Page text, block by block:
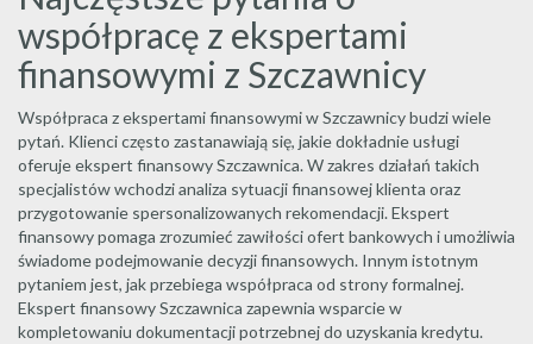
współpracę z ekspertami
finansowymi z Szczawnicy
Współpraca z ekspertami finansowymi w Szczawnicy budzi wiele
pytań. Klienci często zastanawiają się, jakie dokładnie usługi
oferuje ekspert finansowy Szczawnica. W zakres działań takich
specjalistów wchodzi analiza sytuacji finansowej klienta oraz
przygotowanie spersonalizowanych rekomendacji. Ekspert
finansowy pomaga zrozumieć zawiłości ofert bankowych i umożliwia
świadome podejmowanie decyzji finansowych. Innym istotnym
pytaniem jest, jak przebiega współpraca od strony formalnej.
Ekspert finansowy Szczawnica zapewnia wsparcie w
kompletowaniu dokumentacji potrzebnej do uzyskania kredytu.